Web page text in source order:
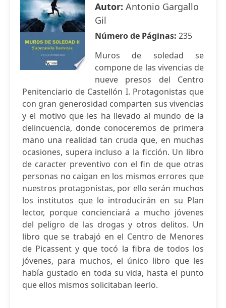
Autor: Antonio Gargallo
Gil
Número de Páginas: 235
Muros de soledad se
compone de las vivencias de
nueve presos del Centro
Penitenciario de Castellón I. Protagonistas que
con gran generosidad comparten sus vivencias
y el motivo que les ha llevado al mundo de la
delincuencia, donde conoceremos de primera
mano una realidad tan cruda que, en muchas
ocasiones, supera incluso a la ficción. Un libro
de caracter preventivo con el fin de que otras
personas no caigan en los mismos errores que
nuestros protagonistas, por ello serán muchos
los institutos que lo introducirán en su Plan
lector, porque concienciará a mucho jóvenes
del peligro de las drogas y otros delitos. Un
libro que se trabajó en el Centro de Menores
de Picassent y que tocó la fibra de todos los
jóvenes, para muchos, el único libro que les
había gustado en toda su vida, hasta el punto
que ellos mismos solicitaban leerlo.